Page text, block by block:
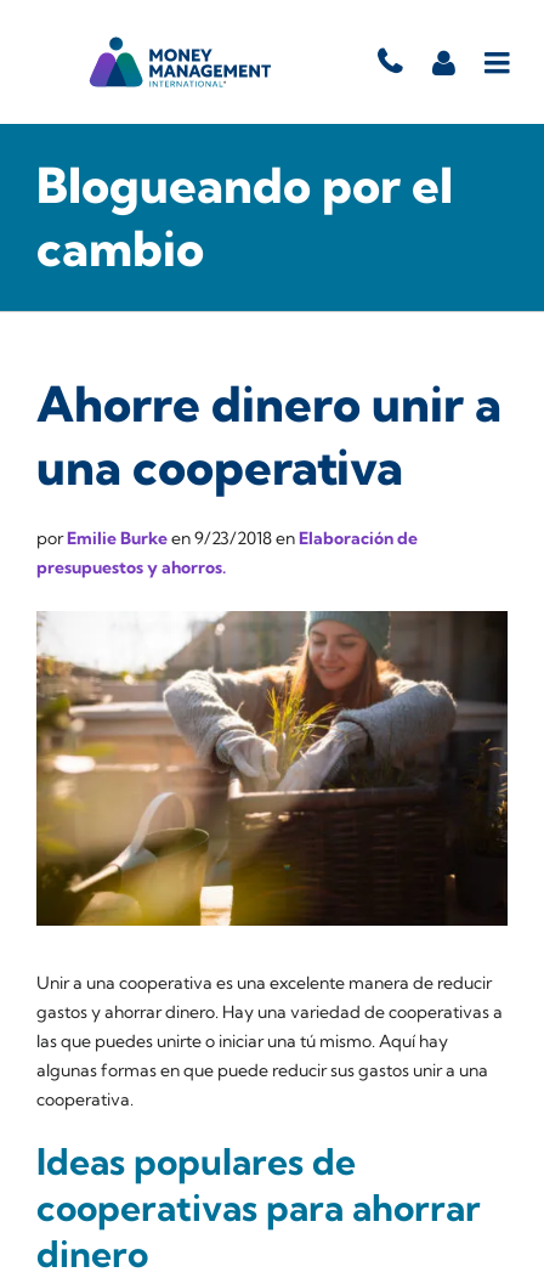
Blogueando por el
cambio
Ahorre dinero unir a
una cooperativa
porEmilie Burkeen9/23/2018enElaboración de
presupuestos y ahorros.
Unir a una cooperativa es una excelente manera de reducir
gastos y ahorrar dinero. Hay una variedad de cooperativas a
las que puedes unirte o iniciar una tú mismo. Aquí hay
algunas formas en que puede reducir sus gastos unir a una
cooperativa.
Ideas populares de
cooperativas para ahorrar
dinero